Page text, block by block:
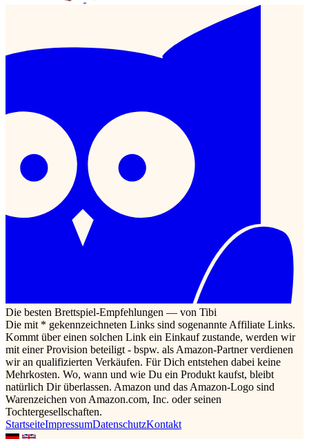
Die besten Brettspiel-Empfehlungen — von Tibi
Die mit * gekennzeichneten Links sind sogenannte Affiliate Links.
Kommt über einen solchen Link ein Einkauf zustande, werden wir
mit einer Provision beteiligt - bspw. als Amazon-Partner verdienen
wir an qualifizierten Verkäufen. Für Dich entstehen dabei keine
Mehrkosten. Wo, wann und wie Du ein Produkt kaufst, bleibt
natürlich Dir überlassen. Amazon und das Amazon-Logo sind
Warenzeichen von Amazon.com, Inc. oder seinen
Tochtergesellschaften.
StartseiteImpressumDatenschutzKontakt